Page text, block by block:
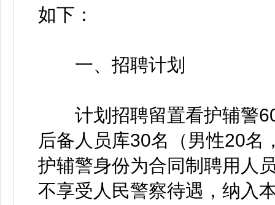
如下：
一、招聘计划
计划招聘留置看护辅警60
后备人员库30名（男性20名
护辅警身份为合同制聘用人
不享受人民警察待遇，纳入